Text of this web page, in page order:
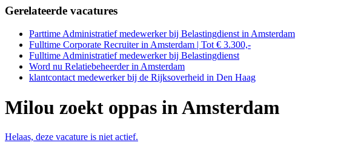
Gerelateerde vacatures
Parttime Administratief medewerker bij Belastingdienst in Amsterdam
Fulltime Corporate Recruiter in Amsterdam | Tot € 3.300,-
Fulltime Administratief medewerker bij Belastingdienst
Word nu Relatiebeheerder in Amsterdam
klantcontact medewerker bij de Rijksoverheid in Den Haag
Milou zoekt oppas in Amsterdam
Helaas, deze vacature is niet actief.